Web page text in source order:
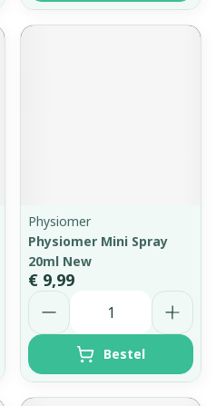
Physiomer
Physiomer Mini Spray
20ml New
€ 9,99
Aantal
Bestel